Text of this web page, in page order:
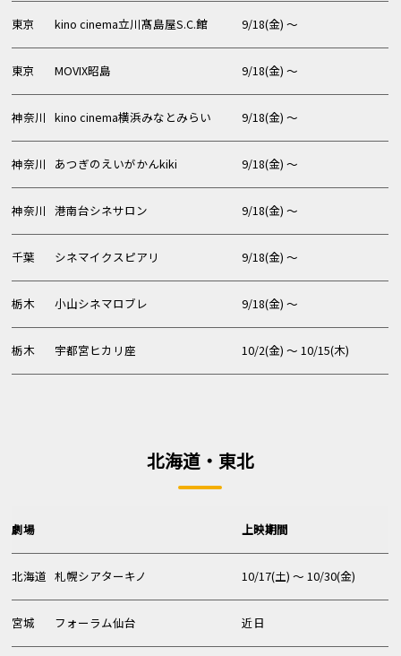
東京 kino cinema立川髙島屋S.C.館 9/18(金) 〜
東京 MOVIX昭島 9/18(金) 〜
神奈川 kino cinema横浜みなとみらい 9/18(金) 〜
神奈川 あつぎのえいがかんkiki 9/18(金) 〜
神奈川 港南台シネサロン 9/18(金) 〜
千葉 シネマイクスピアリ 9/18(金) 〜
栃木 小山シネマロブレ 9/18(金) 〜
栃木 宇都宮ヒカリ座 10/2(金) 〜 10/15(木)
北海道・東北
劇場 上映期間
北海道 札幌シアターキノ 10/17(土) 〜 10/30(金)
宮城 フォーラム仙台 近日